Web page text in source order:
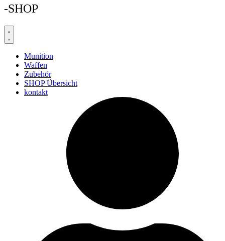
-SHOP
Munition
Waffen
Zubehör
SHOP Übersicht
kontakt